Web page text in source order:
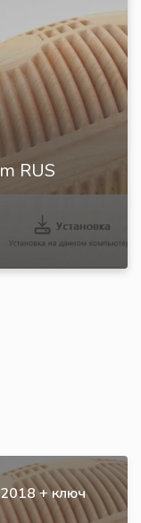
RUS
+ ключ